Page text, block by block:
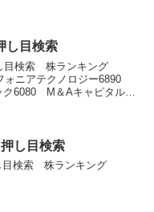
目検索
検索 株ランキング
ニアテクノロジー6890
ク6080 M＆Aキャピタルパ
し目検索
目検索 株ランキング